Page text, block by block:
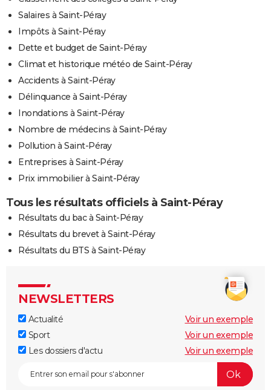
Salaires à Saint-Péray
Impôts à Saint-Péray
Dette et budget de Saint-Péray
Climat et historique météo de Saint-Péray
Accidents à Saint-Péray
Délinquance à Saint-Péray
Inondations à Saint-Péray
Nombre de médecins à Saint-Péray
Pollution à Saint-Péray
Entreprises à Saint-Péray
Prix immobilier à Saint-Péray
Tous les résultats officiels à Saint-Péray
Résultats du bac à Saint-Péray
Résultats du brevet à Saint-Péray
Résultats du BTS à Saint-Péray
NEWSLETTERS
Actualité
Voir un exemple
Sport
Voir un exemple
Les dossiers d'actu
Voir un exemple